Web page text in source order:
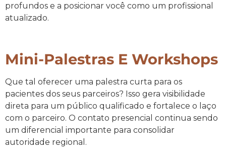
profundos e a posicionar você como um profissional
atualizado.
Mini-Palestras E Workshops
Que tal oferecer uma palestra curta para os
pacientes dos seus parceiros? Isso gera visibilidade
direta para um público qualificado e fortalece o laço
com o parceiro. O contato presencial continua sendo
um diferencial importante para consolidar
autoridade regional.